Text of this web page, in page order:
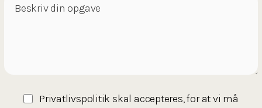
Privatlivspolitik skal accepteres, for at vi må